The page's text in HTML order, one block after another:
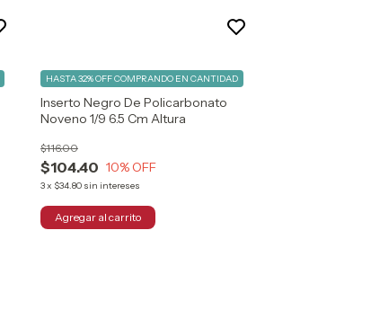
Inserto Negro De Policarbonato
Noveno 1/9 6.5 Cm Altura
$104.40
$116.00
10% OFF
3x $34.80 sin intereses
HASTA 32% OFFCOMPRANDO EN CANTIDAD